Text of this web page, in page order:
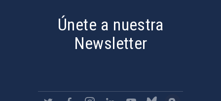
Únete a nuestra
Newsletter